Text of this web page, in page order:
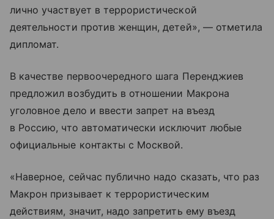
лично участвует в террористической
деятельности против женщин, детей», — отметила
дипломат.
В качестве первоочередного шага Перенджиев
предложил возбудить в отношении Макрона
уголовное дело и ввести запрет на въезд
в Россию, что автоматически исключит любые
официальные контакты с Москвой.
«Наверное, сейчас публично надо сказать, что раз
Макрон призывает к террористическим
действиям, значит, надо запретить ему въезд